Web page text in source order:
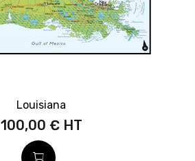
Louisiana
100,00 €